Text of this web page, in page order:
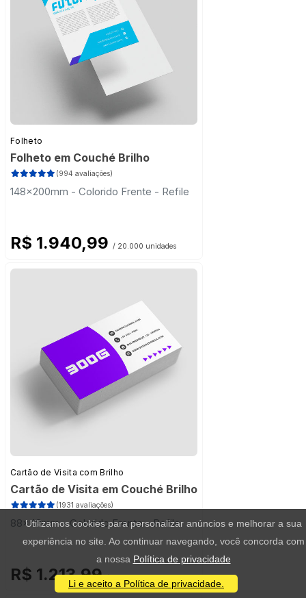
Folheto
Folheto em Couché Brilho
(994 avaliações)
148x200mm - Colorido Frente - Refile
R$ 1.940,99 / 20.000 unidades
Cartão de Visita com Brilho
Cartão de Visita em Couché Brilho
(1931 avaliações)
88x48mm - Colorido Frente - Refile
R$ 1.213,99
Utilizamos cookies para personalizar anúncios e melhorar a sua
experiência no site. Ao continuar navegando, você concorda com
a nossa Política de privacidade
Li e aceito a Política de privacidade.